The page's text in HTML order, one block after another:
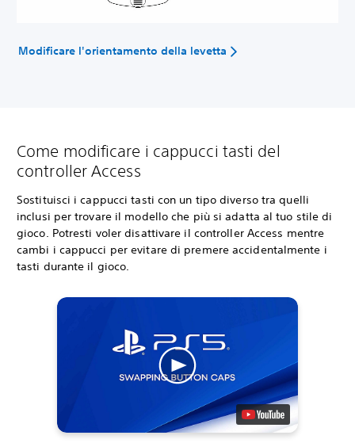
Modificare l'orientamento della levetta
Come modificare i cappucci tasti del
controller Access
Sostituisci i cappucci tasti con un tipo diverso tra quelli
inclusi per trovare il modello che più si adatta al tuo stile di
gioco. Potresti voler disattivare il controller Access mentre
cambi i cappucci per evitare di premere accidentalmente i
tasti durante il gioco.